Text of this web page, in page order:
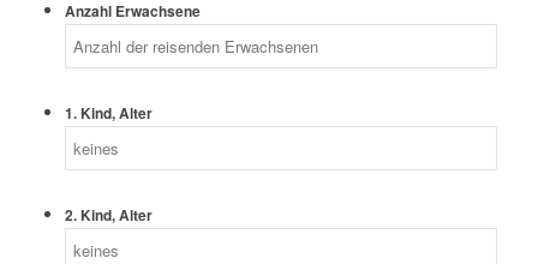
Anzahl Erwachsene
1. Kind, Alter
2. Kind, Alter